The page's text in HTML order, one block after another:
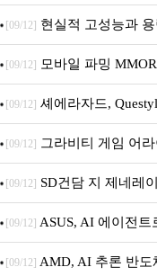
브랜드데이 기획전 진행
[09/12] 현실적 고성능과
M.2 NVMe 디앤디컴 1TB
[09/12] 모바일 파밍
[09/12] 셰에라자드,
내 정식 출시
[09/12] 그라비티 게임 어
던전 13’ 참가!
[09/12] SD건담 지 제네레
아의 용사’ 재개최 및 풍
[09/12] ASUS, AI 에이전
[09/12] AMD, AI 추론 반도